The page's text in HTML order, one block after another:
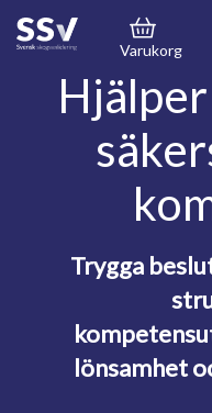
Varukorg
Trygga
lönsamhet